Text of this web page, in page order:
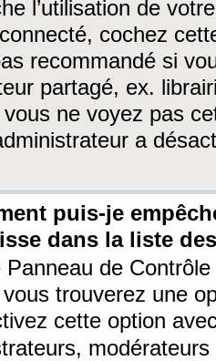
l’utilisation de
cochez
recommandé si
partagé, ex.
ne voyez pas
a
puis-je
dans la liste
Panneau de
vous trouverez une
cette option